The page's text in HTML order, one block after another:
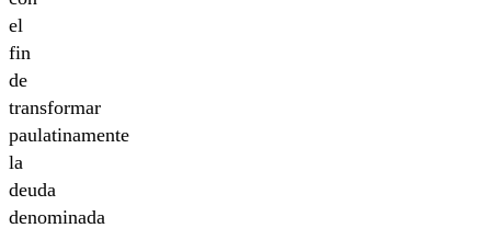
el
fin
de
transformar
paulatinamente
la
deuda
denominada